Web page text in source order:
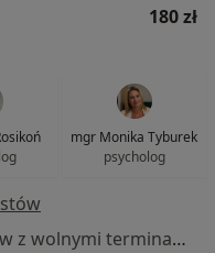
180 zł
mgr Monika Tyburek
psycholog
Brak dostępnych specjalistów z wolnymi terminami w tym centrum medycznym.